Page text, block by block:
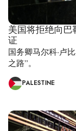
美国将拒绝向
证
国务卿马尔科·卢
之路”。
PALESTINE